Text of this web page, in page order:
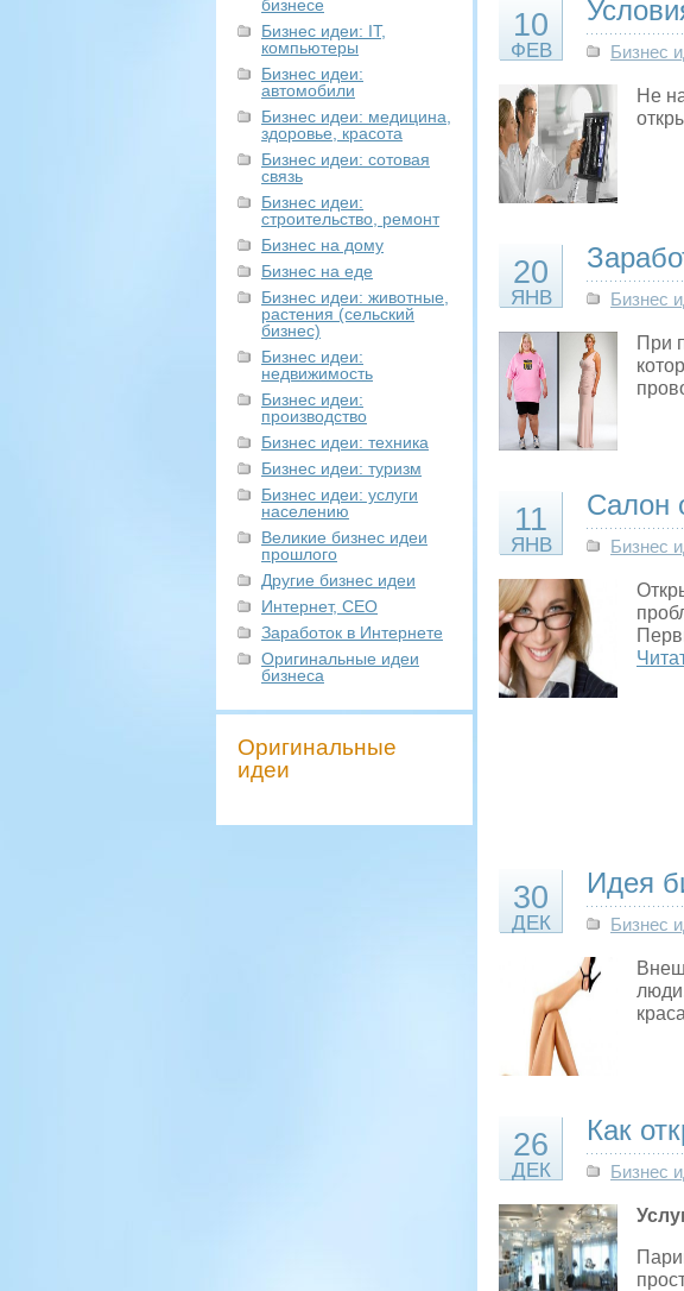
бизнесе
Бизнес идеи: IT,
компьютеры
Бизнес идеи:
автомобили
Бизнес идеи: медицина,
здоровье, красота
Бизнес идеи: сотовая
связь
Бизнес идеи:
строительство, ремонт
Бизнес на дому
Бизнес на еде
Бизнес идеи: животные,
растения (сельский
бизнес)
Бизнес идеи:
недвижимость
Бизнес идеи:
производство
Бизнес идеи: техника
Бизнес идеи: туризм
Бизнес идеи: услуги
населению
Великие бизнес идеи
прошлого
Другие бизнес идеи
Интернет, СЕО
Заработок в Интернете
Оригинальные идеи
бизнеса
Оригинальные
идеи
10
ФЕВ Бизнес
Не
20
ЯНВ Бизнес
При
11
ЯНВ
Салон
Бизнес
30
ДЕК
Идея
Бизнес
26
ДЕК
Как
Бизнес